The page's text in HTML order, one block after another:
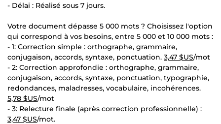
- Délai : Réalisé sous 7 jours.
Votre document dépasse 5 000 mots ? Choisissez l'option
qui correspond à vos besoins, entre 5 000 et 10 000 mots :
- 1: Correction simple : orthographe, grammaire,
conjugaison, accords, syntaxe, ponctuation. 3,47 $US/mot
- 2: Correction approfondie : orthographe, grammaire,
conjugaison, accords, syntaxe, ponctuation, typographie,
redondances, maladresses, vocabulaire, incohérences.
5,78 $US/mot
- 3: Relecture finale (après correction professionnelle) :
3,47 $US/mot.